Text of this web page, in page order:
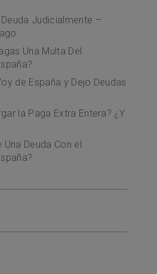
Judicialmente –
Una Multa Del
de España y Dejo Deudas
la Paga Extra Entera? ¿Y
Deuda Con el